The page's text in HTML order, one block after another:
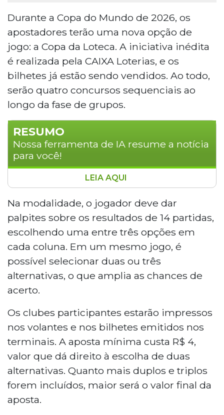
Durante a Copa do Mundo de 2026, os
apostadores terão uma nova opção de
jogo: a Copa da Loteca. A iniciativa inédita
é realizada pela CAIXA Loterias, e os
bilhetes já estão sendo vendidos. Ao todo,
serão quatro concursos sequenciais ao
longo da fase de grupos.
RESUMO
Nossa ferramenta de IA resume a notícia
para você!
A CAIXA Loterias lança a Copa da Loteca
durante a Copa do Mundo de 2026, com
quatro concursos entre 17 e 29 de junho.
O jogador aposta em 14 partidas,
escolhendo entre três opções por coluna.
A aposta mínima custa R$ 4, e bolões
podem reunir até 50 participantes. O
prêmio não acumula, e a estimativa é
distribuir R$ 10 milhões nos quatro
concursos. As apostas vão de 30 de maio
a 25 de junho.
LEIA AQUI
Na modalidade, o jogador deve dar
palpites sobre os resultados de 14 partidas,
escolhendo uma entre três opções em
cada coluna. Em um mesmo jogo, é
possível selecionar duas ou três
alternativas, o que amplia as chances de
acerto.
Os clubes participantes estarão impressos
nos volantes e nos bilhetes emitidos nos
terminais. A aposta mínima custa R$ 4,
valor que dá direito à escolha de duas
alternativas. Quanto mais duplos e triplos
forem incluídos, maior será o valor final da
aposta.